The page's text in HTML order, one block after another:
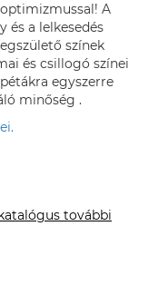
A
és a lelkesedés
színek
és csillogó színei
egyszerre
minőség .
további